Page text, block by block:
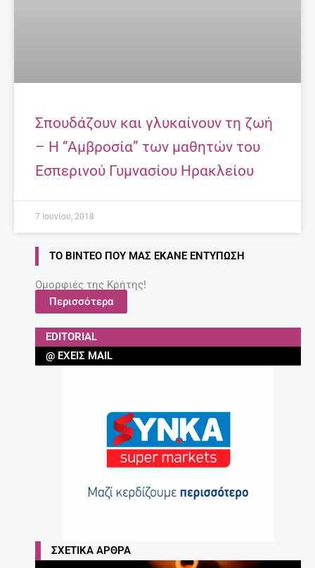
Σπουδάζουν και γλυκαίνουν τη ζωή
– Η “Αμβροσία” των μαθητών του
Εσπερινού Γυμνασίου Ηρακλείου
7 Ιουνίου, 2018
ΤΟ ΒΊΝΤΕΟ ΠΟΥ ΜΑΣ ΈΚΑΝΕ ΕΝΤΎΠΩΣΗ
Ομορφιές της Κρήτης!
Περισσότερα
EDITORIAL
@ ΈΧΕΙΣ MAIL
ΣΧΕΤΙΚΆ ΆΡΘΡΑ